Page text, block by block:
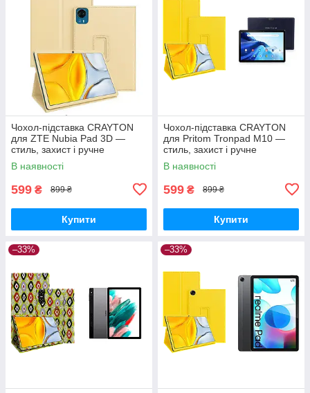
Чохол-підставка CRAYTON
для ZTE Nubia Pad 3D —
стиль, захист і ручне
збирання, колір Бежевий
В наявності
599 ₴ 899 ₴
Купити
Чохол-підставка CRAYTON
для Pritom Tronpad M10 —
стиль, захист і ручне
збирання, колір Жовтий
В наявності
599 ₴ 899 ₴
Купити
–33% –33%